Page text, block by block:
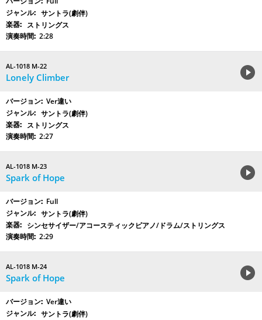
サントラ(劇伴)
ストリングス
2:28
AL-1018 M-22
Lonely Climber
Ver違い
サントラ(劇伴)
ストリングス
2:27
AL-1018 M-23
Spark of Hope
Full
サントラ(劇伴)
シンセサイザー/アコースティックピアノ/ドラム/ストリングス
2:29
AL-1018 M-24
Spark of Hope
Ver違い
サントラ(劇伴)